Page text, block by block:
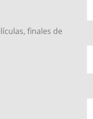
finales de